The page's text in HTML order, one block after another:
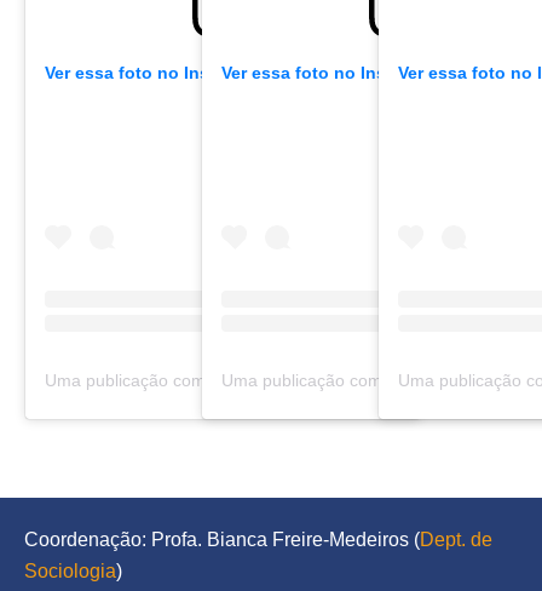
Ver essa foto no Instagram
Uma publicação compartilhada por Urbanidades (@urbanidadespodcast)
Ver essa foto no InstagramVer essa foto no
Coordenação: Profa. Bianca Freire-Medeiros (Dept. de
Sociologia)